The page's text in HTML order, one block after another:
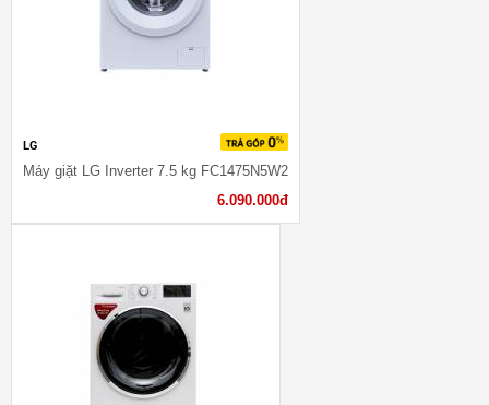
LG
Máy giặt LG Inverter 7.5 kg FC1475N5W2
6.090.000đ